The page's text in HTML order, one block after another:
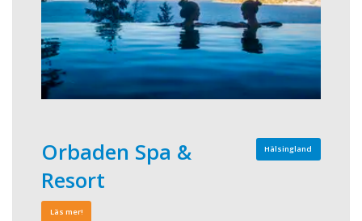
Hälsingland
Orbaden Spa &
Resort
Läs mer!